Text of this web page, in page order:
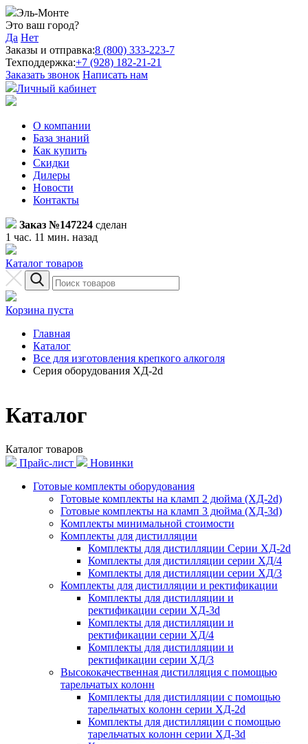
Эль-Монте
Это ваш город?
Да Нет
Заказы и отправка:8 (800) 333-223-7
Техподдержка:+7 (928) 182-21-21
Заказать звонок Написать нам
Личный кабинет
О компании
База знаний
Как купить
Скидки
Дилеры
Новости
Контакты
Заказ №147224 сделан
1 час. 11 мин. назад
Каталог товаров
Корзина пуста
Главная
Каталог
Все для изготовления крепкого алкоголя
Серия оборудования ХД-2d
Каталог
Каталог товаров
Прайс-лист
Новинки
Готовые комплекты оборудования
Готовые комплекты на кламп 2 дюйма (ХД-2d)
Готовые комплекты на кламп 3 дюйма (ХД-3d)
Комплекты минимальной стоимости
Комплекты для дистилляции
Комплекты для дистилляции Серии ХД-2d
Комплекты для дистилляции серии ХД/4
Комплекты для дистилляции серии ХД/3
Комплекты для дистилляции и ректификации
Комплекты для дистилляции и
ректификации серии ХД-3d
Комплекты для дистилляции и
ректификации серии ХД/4
Комплекты для дистилляции и
ректификации серии ХД/3
Высококачественная дистилляция с помощью
тарельчатых колонн
Комплекты для дистилляции с помощью
тарельчатых колонн серии ХД-2d
Комплекты для дистилляции с помощью
тарельчатых колонн серии ХД-3d